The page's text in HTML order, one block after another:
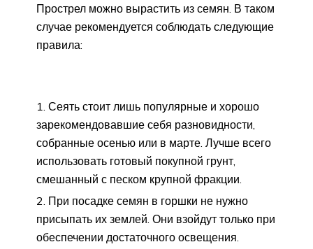
Прострел можно вырастить из семян. В таком
случае рекомендуется соблюдать следующие
правила:
Сеять стоит лишь популярные и хорошо
зарекомендовавшие себя разновидности,
собранные осенью или в марте. Лучше всего
использовать готовый покупной грунт,
смешанный с песком крупной фракции.
При посадке семян в горшки не нужно
присыпать их землей. Они взойдут только при
обеспечении достаточного освещения.